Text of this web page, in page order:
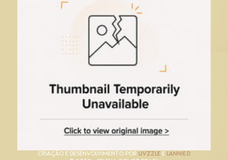
CRIAÇÃO E DESENVOLVIMENTO POR LIVZZLE E LANNIE.D